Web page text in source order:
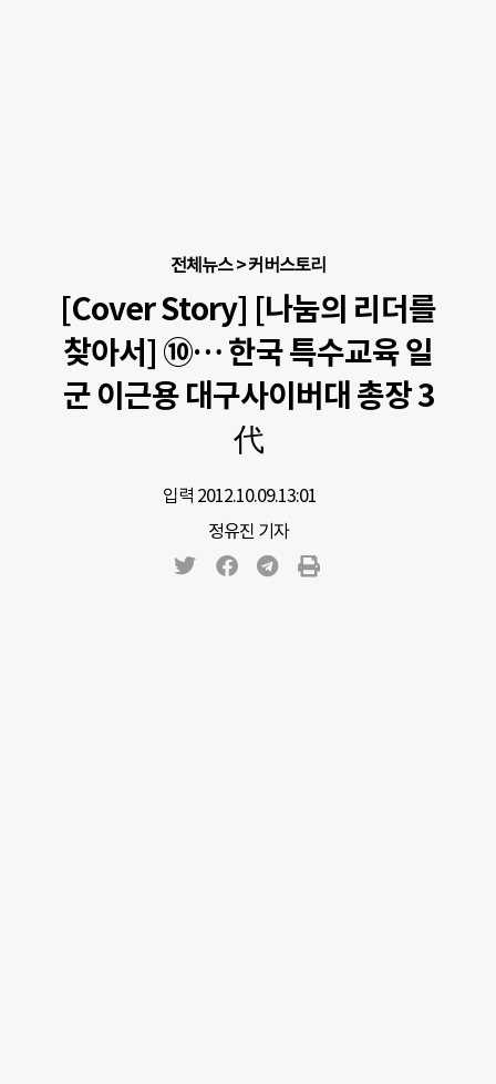
전체뉴스>커버스토리
[Cover Story] [나눔의 리더를
찾아서] ⑩… 한국 특수교육 일
군 이근용 대구사이버대 총장 3
代
입력 2012.10.09.13:01
정유진 기자